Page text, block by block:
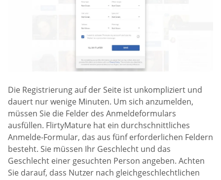
Die Registrierung auf der Seite ist unkompliziert und
dauert nur wenige Minuten. Um sich anzumelden,
müssen Sie die Felder des Anmeldeformulars
ausfüllen. FlirtyMature hat ein durchschnittliches
Anmelde-Formular, das aus fünf erforderlichen Feldern
besteht. Sie müssen Ihr Geschlecht und das
Geschlecht einer gesuchten Person angeben. Achten
Sie darauf, dass Nutzer nach gleichgeschlechtlichen